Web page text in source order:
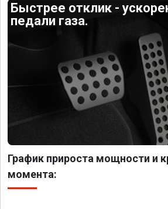
Быстрее отклик -
педали газа.
График прироста мощности и
момента: